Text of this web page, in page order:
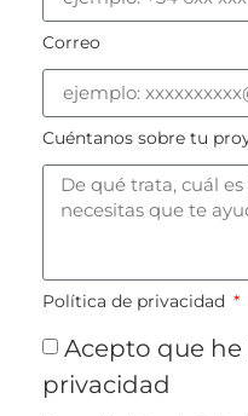
Correo
Cuéntanos sobre tu
Política de privacidad
Acepto que
privacidad